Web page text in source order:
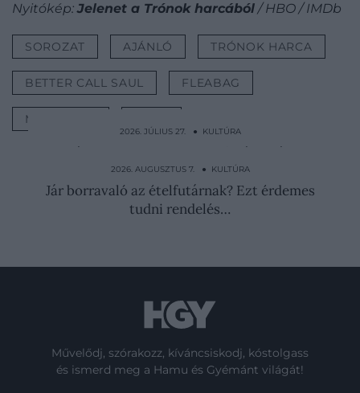
Nyitókép:Jelenet a Trónok harcából/ HBO / IMDb
SOROZAT AJÁNLÓ TRÓNOK HARCA
BETTER CALL SAUL FLEABAG
MR. ROBOT
2026. JÚLIUS 27. ● KULTÚRA
Mária Anna bajor hercegnő házassága
generációkra megátkozta…
2026. AUGUSZTUS 7. ● KULTÚRA
Jár borravaló az ételfutárnak? Ezt érdemes
tudni rendelés…
Művelődj, szórakozz, kíváncsiskodj, kóstolgass
és ismerd meg a Hamu és Gyémánt világát!